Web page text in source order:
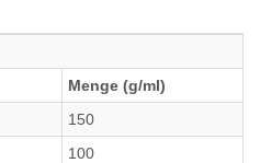
Menge (g/ml)
150
100